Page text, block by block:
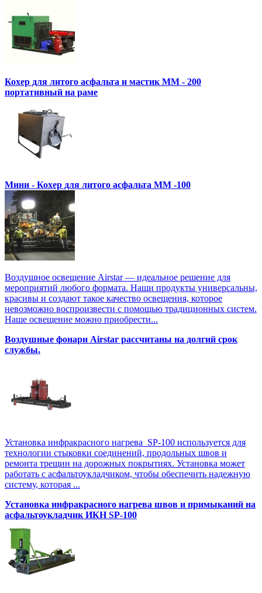
Кохер для литого асфальта и мастик MM - 200
портативный на раме
Мини - Кохер для литого асфальта MM -100
Воздушное освещение Airstar — идеальное решение для
мероприятий любого формата. Наши продукты универсальны,
красивы и создают такое качество освещения, которое
невозможно воспроизвести с помощью традиционных систем.
Наше освещение можно приобрести...
Воздушные фонари Airstar рассчитаны на долгий срок
службы.
Установка инфракрасного нагрева SP-100 используется для
технологии стыковки соединений, продольных швов и
ремонта трещин на дорожных покрытиях. Установка может
работать с асфальтоукладчиком, чтобы обеспечить надежную
систему, которая ...
Установка инфракрасного нагрева швов и примыканий на
асфальтоукладчик ИКН SP-100